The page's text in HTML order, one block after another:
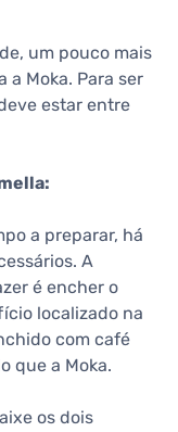
um pouco mais
a Moka. Para ser
estar entre
a preparar, há
A
é encher o
localizado na
com café
que a Moka.
os dois